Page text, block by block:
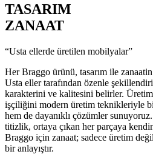
TASARIM
ZANAAT
“Usta ellerde üretilen mobilyalar”
Her Braggo ürünü, tasarım ile
Usta eller tarafından özenle
karakterini ve kalitesini belirler.
işçiliğini modern üretim teknikleriyle
hem de dayanıklı çözümler
titizlik, ortaya çıkan her parçaya
Braggo için zanaat; sadece üretim
bir anlayıştır.